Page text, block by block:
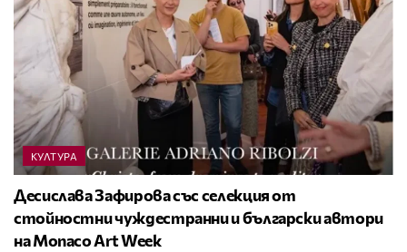
КУЛТУРА
Десислава Зафирова със селекция от
стойностни чуждестранни и български автори
на Monaco Art Week